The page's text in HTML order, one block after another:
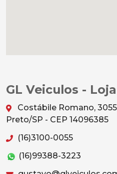
GL Veiculos -
Costábile Romano,
Preto/SP - CEP 14096385
(16)3100-0055
(16)99388-3223